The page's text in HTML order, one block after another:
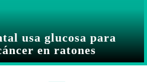
usa glucosa para
en ratones